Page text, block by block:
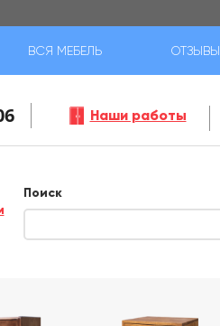
ВСЯ МЕБЕЛЬ ОТЗЫВЫ
Наши работы
Поиск